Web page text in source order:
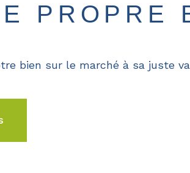
PROPRE
bien sur le marché à sa juste